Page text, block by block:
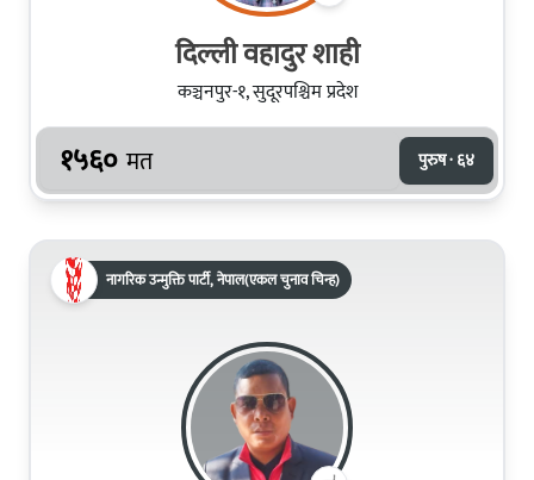
दिल्ली वहादुर शाही
कञ्चनपुर-१, सुदूरपश्चिम प्रदेश
१५६० मत पुरुष · ६४
नागरिक उन्मुक्ति पार्टी, नेपाल(एकल चुनाव चिन्ह)